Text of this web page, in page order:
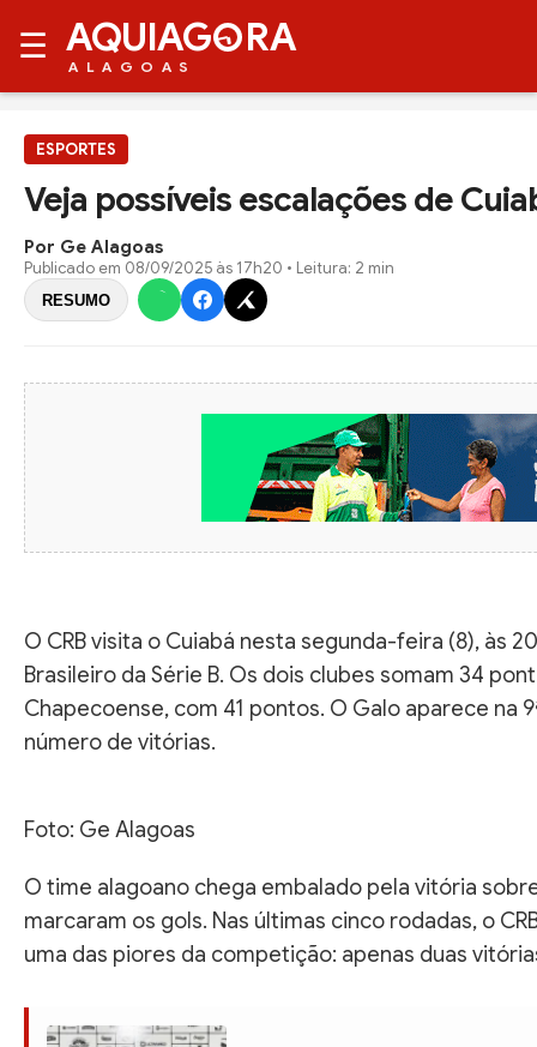
☰ AQUIAG RA
ALAGOAS
ESPORTES
Veja possíveis escalações de
Por Ge Alagoas
Publicado em 08/09/2025 às 17h20 • Leitura: 2 min
RESUMO
O CRB visita o Cuiabá nesta segunda-feira (8), às
Brasileiro da Série B. Os dois clubes somam 34
Chapecoense, com 41 pontos. O Galo aparece na
número de vitórias.
Foto: Ge Alagoas
O time alagoano chega embalado pela vitória
marcaram os gols. Nas últimas cinco rodadas, o
uma das piores da competição: apenas duas